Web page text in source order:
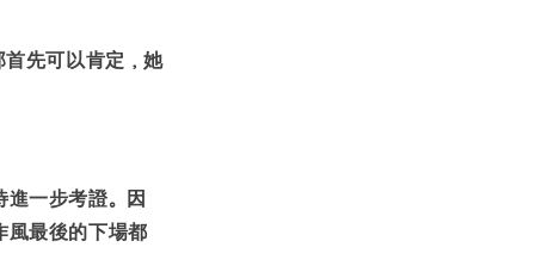
先可以肯定，她
一步考證。因
風最後的下場都